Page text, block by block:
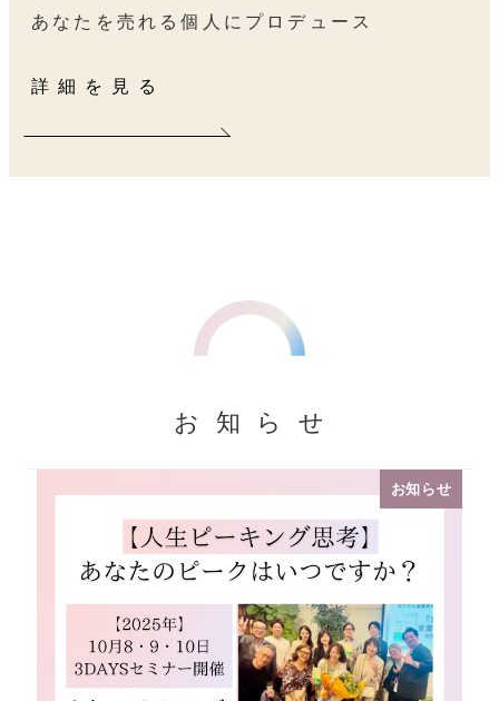
あなたを売れる個人にプロデュース
詳細を見る
お知ら せ
お知らせ